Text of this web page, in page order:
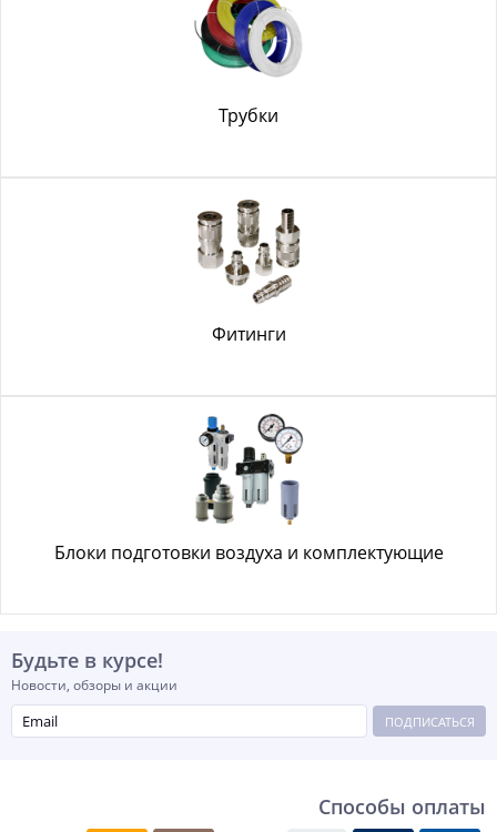
Трубки
Фитинги
Блоки подготовки воздуха и комплектующие
Будьте в курсе!
Новости, обзоры и акции
ПОДПИСАТЬСЯ
Способы оплаты